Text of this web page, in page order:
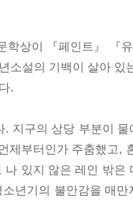
학상이 『페인트』 『
소설의 기백이 살아
.
지구의 상당 부분이
부터인가 주춤했고,
있지 않은 레인 밖
년기의 불안감을 매